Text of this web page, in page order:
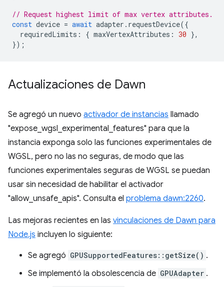
// Request highest limit of max vertex attributes.
const device = await adapter . requestDevice({
requiredLimits : { maxVertexAttributes : 30 },
});
Actualizaciones de Dawn
Se agregó un nuevo activador de instancias llamado
"expose_wgsl_experimental_features" para que la
instancia exponga solo las funciones experimentales de
WGSL, pero no las no seguras, de modo que las
funciones experimentales seguras de WGSL se puedan
usar sin necesidad de habilitar el activador
"allow_unsafe_apis". Consulta el problema dawn:2260.
Las mejoras recientes en las vinculaciones de Dawn para
Node.js incluyen lo siguiente:
Se agregó GPUSupportedFeatures::getSize() .
Se implementó la obsolescencia de GPUAdapter .